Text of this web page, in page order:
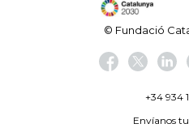
© Fundació
+34 934
Envíanos